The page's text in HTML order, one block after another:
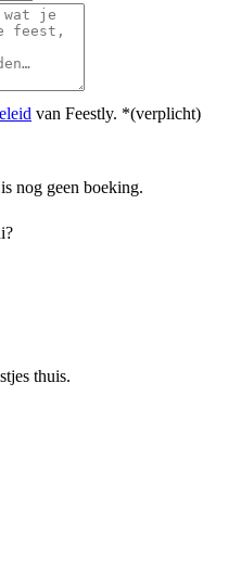
van Feestly. *(verplicht)
nog geen boeking.
?
thuis.